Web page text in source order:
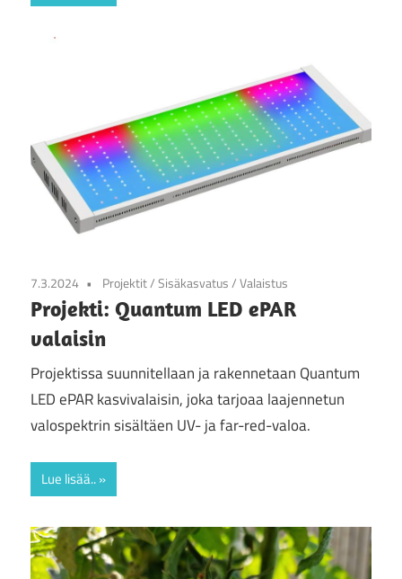
7.3.2024 Projektit/Sisäkasvatus/Valaistus
Projekti: Quantum LED ePAR
valaisin
Projektissa suunnitellaan ja rakennetaan Quantum
LED ePAR kasvivalaisin, joka tarjoaa laajennetun
valospektrin sisältäen UV- ja far-red-valoa.
Lue lisää..